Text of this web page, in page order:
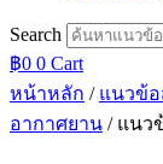
Search
฿0 0 Cart
หน้าหลัก / แนวข้
อากาศยาน / แนว